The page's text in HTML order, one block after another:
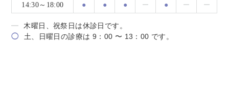
14:30～18:00 ● ● ● ●
木曜日、祝祭日は休診日です。
◯
土、日曜日の診療は 9：00 〜 13：00 です。